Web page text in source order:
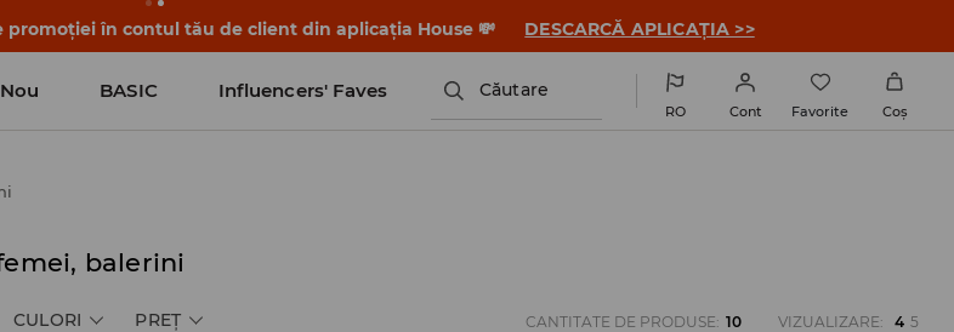
promoției în contul tău de client din aplicația House 💸 DESCARCĂ APLICAȚIA >>
Nou BASIC Influencers' Faves Căutare
RO Cont Favorite Coş
balerini
CULORI PREŢ CANTITATE DE PRODUSE: 10 VIZUALIZARE: 4 5